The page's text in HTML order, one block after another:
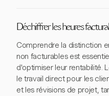
Déchiffrer les heures
Comprendre la distinction
non facturables est
d'optimiser leur rentabilité.
le travail direct pour les
et les révisions de projet,